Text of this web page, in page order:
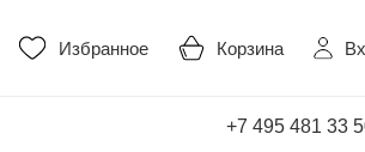
Избранное Корзина
+7 495 481 33